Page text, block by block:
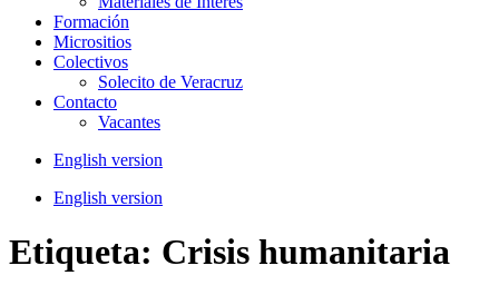
Formación
Micrositios
Colectivos
Solecito de Veracruz
Contacto
Vacantes
English version
English version
Etiqueta: Crisis humanitaria